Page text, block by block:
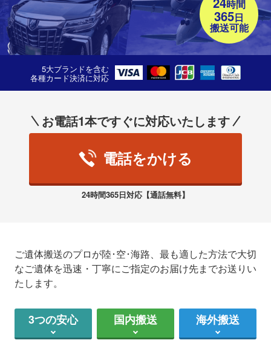
時間
365日
搬送可能
5大ブランドを含む
各種カード決済に対応
お電話1本ですぐに対応いたします
電話をかける
24時間365日対応【通話無料】
ご遺体搬送のプロが陸･空･海路、最も適した方法で大切
なご遺体を迅速・丁寧にご指定のお届け先までお送りい
たします。
3つの安心 国内搬送 海外搬送